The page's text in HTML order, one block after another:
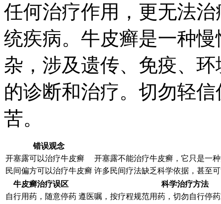
任何治疗作用，更无法
统疾病。牛皮癣是一种
杂，涉及遗传、免疫、
的诊断和治疗。切勿轻
苦。
错误观念
开塞露可以治疗牛皮癣
开塞露不能治疗牛皮癣，它只是一
民间偏方可以治疗牛皮癣 许多民间疗法缺乏科学依据，甚至
牛皮癣治疗误区
科学治疗方法
自行用药，随意停药 遵医嘱，按疗程规范用药，切勿自行停